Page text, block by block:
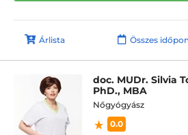
Árlista Összes
doc. MUDr. Silvia
PhD., MBA
Nőgyógyász
0.0